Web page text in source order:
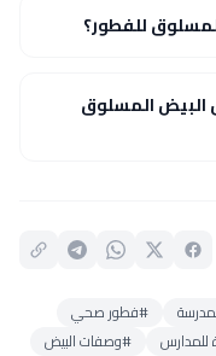
للفطور؟
المسلوق
#فطور صحي
للمدارس
#وصفات البيض